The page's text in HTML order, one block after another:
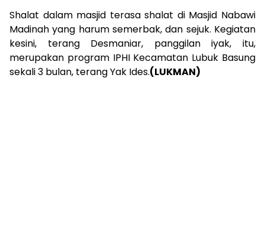
Shalat dalam masjid terasa shalat di Masjid Nabawi
Madinah yang harum semerbak, dan sejuk. Kegiatan
kesini, terang Desmaniar, panggilan iyak, itu,
merupakan program IPHI Kecamatan Lubuk Basung
sekali 3 bulan, terang Yak Ides.(LUKMAN)